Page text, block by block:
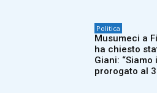
Politica
Musumeci a
ha chiesto
Giani:
prorogato al